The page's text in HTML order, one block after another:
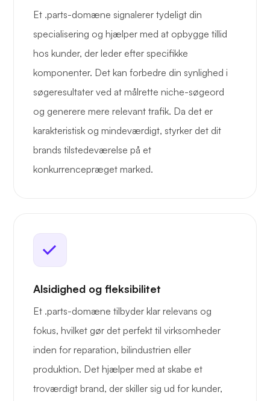
Et .parts-domæne signalerer tydeligt din
specialisering og hjælper med at opbygge tillid
hos kunder, der leder efter specifikke
komponenter. Det kan forbedre din synlighed i
søgeresultater ved at målrette niche-søgeord
og generere mere relevant trafik. Da det er
karakteristisk og mindeværdigt, styrker det dit
brands tilstedeværelse på et
konkurrencepræget marked.
Alsidighed og fleksibilitet
Et .parts-domæne tilbyder klar relevans og
fokus, hvilket gør det perfekt til virksomheder
inden for reparation, bilindustrien eller
produktion. Det hjælper med at skabe et
troværdigt brand, der skiller sig ud for kunder,